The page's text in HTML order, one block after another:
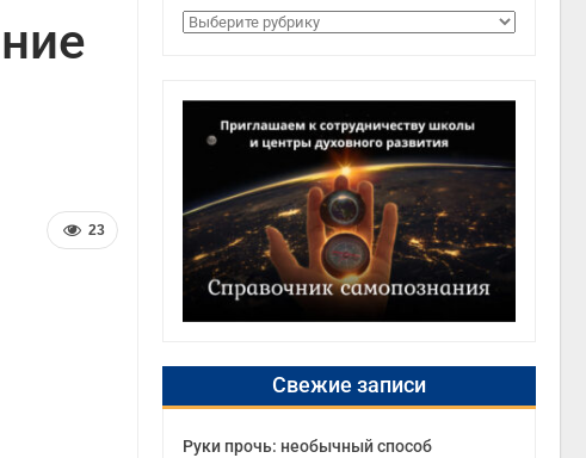
23
Рубрики
Свежие записи
Руки прочь: необычный способ